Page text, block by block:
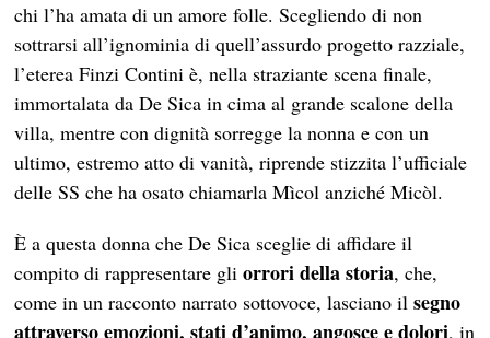
chi l’ha amata di un amore folle. Scegliendo di non
sottrarsi all’ignominia di quell’assurdo progetto razziale,
l’eterea Finzi Contini è, nella straziante scena finale,
immortalata da De Sica in cima al grande scalone della
villa, mentre con dignità sorregge la nonna e con un
ultimo, estremo atto di vanità, riprende stizzita l’ufficiale
delle SS che ha osato chiamarla Mìcol anziché Micòl.
È a questa donna che De Sica sceglie di affidare il
compito di rappresentare gliorrori della storia, che,
come in un racconto narrato sottovoce, lasciano ilsegno
attraverso emozioni, stati d’animo, angosce e dolori, in